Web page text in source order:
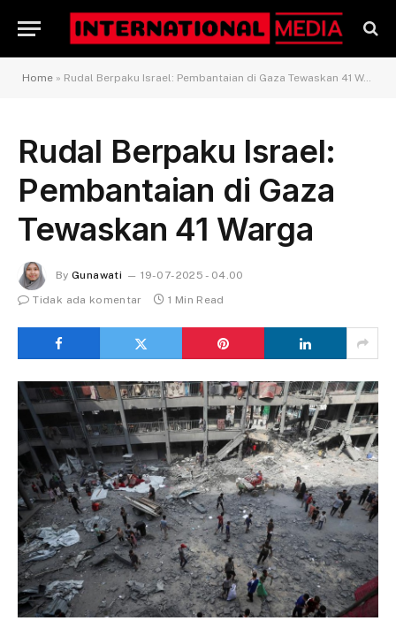
Home » Rudal Berpaku Israel: Pembantaian di Gaza Tewaskan 41 Warga
Rudal Berpaku Israel:
Pembantaian di Gaza
Tewaskan 41 Warga
By Gunawati
19-07-2025 - 04.00
Tidak ada komentar
1 Min Read